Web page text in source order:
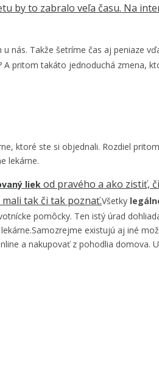
by to zabralo veľa času. Na
nás. Takže šetríme čas aj peniaze
pritom takáto jednoduchá zmena,
ktoré ste si objednali. Rozdiel
lekárne.
liek od pravého a ako zistiť,
tak či tak poznať.Všetky
pomôcky. Ten istý úrad
existujú aj iné
a nakupovať z pohodlia domova.